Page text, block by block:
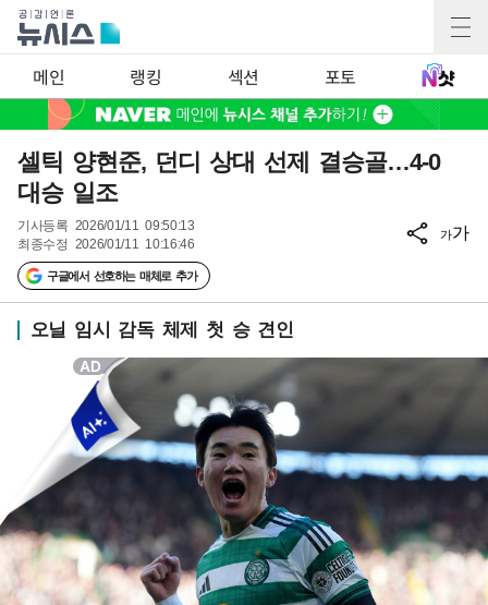
메인 랭킹 섹션 포토
셀틱 양현준, 던디 상대 선제 결승골…4-0
대승 일조
기사등록 2026/01/11 09:50:13
최종수정 2026/01/11 10:16:46
구글에서 선호하는 매체로 추가
가가
오닐 임시 감독 체제 첫 승 견인